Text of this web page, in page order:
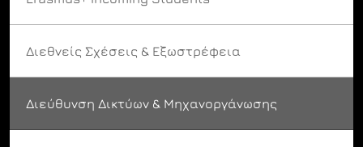
Διεθνείς Σχέσεις & Εξωστρέφεια
Διεύθυνση Δικτύων & Μηχανοργάνωσης